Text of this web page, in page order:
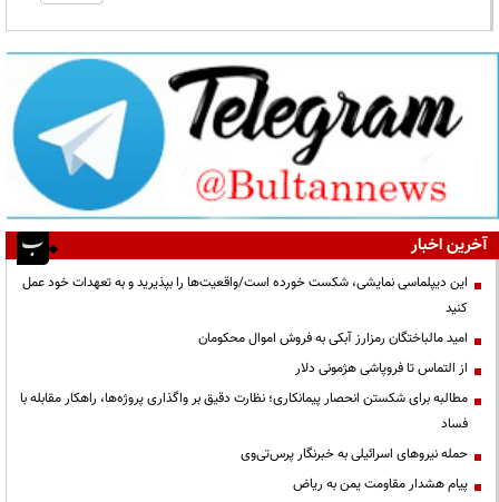
آخرین اخبار
این دیپلماسی نمایشی، شکست خورده است/واقعیت‌ها را بپذیرید و به تعهدات خود عمل
کنید
امید مالباختگان رمزارز آبکی به فروش اموال محکومان
از التماس تا فروپاشی هژمونی دلار
مطالبه برای شکستن انحصار پیمانکاری؛ نظارت دقیق بر واگذاری پروژه‌ها، راهکار مقابله با
فساد
حمله نیروهای اسرائیلی به خبرنگار پرس‌تی‌وی
پیام هشدار مقاومت یمن به ریاض